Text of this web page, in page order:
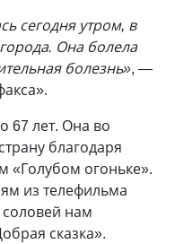
сегодня утром, в
Она болела
болезнь», —
67 лет. Она во
благодаря
«Голубом огоньке».
из телефильма
нам
сказка».